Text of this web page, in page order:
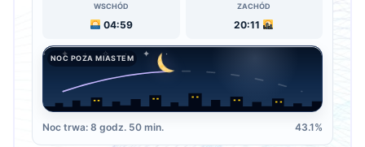
WSCHÓD
04:59
ZACHÓD
20:11
NOC POZA MIASTEM
Noc trwa: 8 godz. 50 min. 43.1%